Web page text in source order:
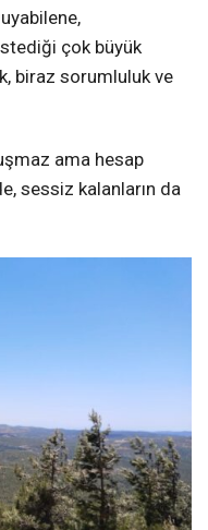
çok büyük
biraz sorumluluk ve
ama hesap
sessiz kalanların da